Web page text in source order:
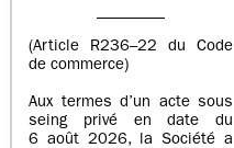
(Article R236–22 du Code
de commerce)
Aux termes d’un acte sous
seing privé en date du
6 août 2026, la Société a